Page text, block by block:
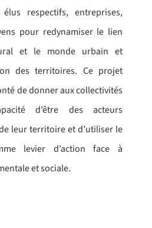
respectifs, entreprises,
pour redynamiser le lien
et le monde urbain et
des territoires. Ce projet
de donner aux collectivités
d’être des acteurs
leur territoire et d’utiliser le
levier d’action face à
et sociale.